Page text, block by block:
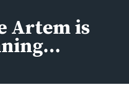
Artem is